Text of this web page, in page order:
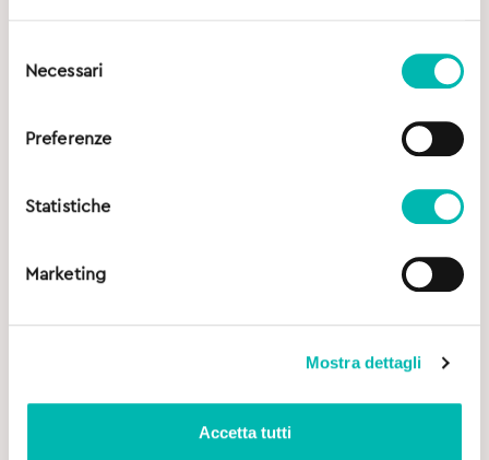
delNecessari
Preferenze
Statistiche
Marketing
Mostra dettagli
Accetta tutti